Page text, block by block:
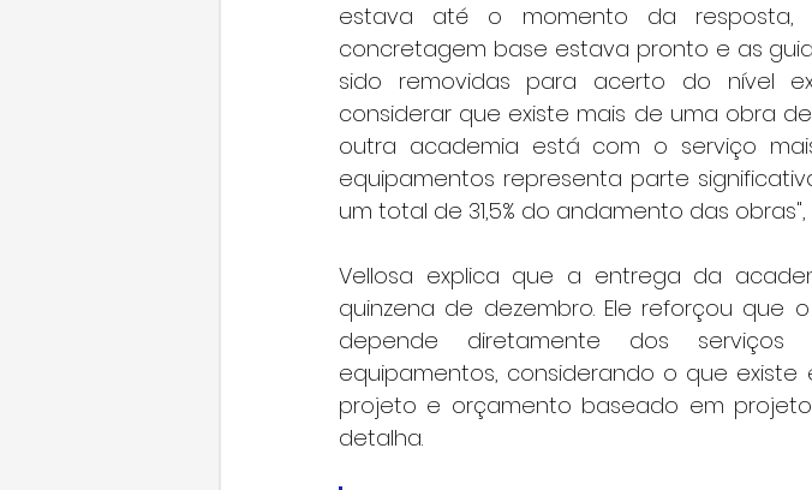
estava até o momento da resposta,
concretagem base estava pronto e as
sido removidas para acerto do nível
considerar que existe mais de uma obra
outra academia está com o serviço
equipamentos representa parte
um total de 31,5% do andamento das
Vellosa explica que a entrega da
quinzena de dezembro. Ele reforçou
depende diretamente dos serviços
equipamentos, considerando o que existe
projeto e orçamento baseado em
detalha.